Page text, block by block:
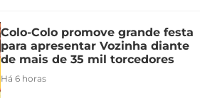
Colo-Colo promove grande festa
para apresentar Vozinha diante
de mais de 35 mil torcedores
Há 6 horas